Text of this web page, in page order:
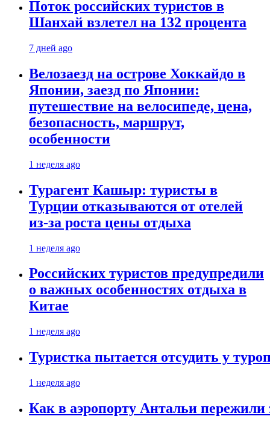
Поток российских туристов в
Шанхай взлетел на 132 процента
7 дней ago
Велозаезд на острове Хоккайдо в
Японии, заезд по Японии:
путешествие на велосипеде, цена,
безопасность, маршрут,
особенности
1 неделя ago
Турагент Кашыр: туристы в
Турции отказываются от отелей
из-за роста цены отдыха
1 неделя ago
Российских туристов предупредили
о важных особенностях отдыха в
Китае
1 неделя ago
Туристка пытается отсудить у
1 неделя ago
Как в аэропорту Антальи